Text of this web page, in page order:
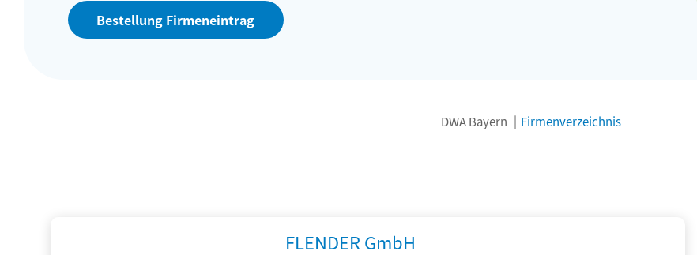
Bestellung Firmeneintrag
DWA Bayern Firmenverzeichnis
FLENDER GmbH